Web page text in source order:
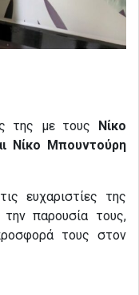
της με τους Νίκο
Νίκο Μπουντούρη
ευχαριστίες της
παρουσία τους,
τους στον